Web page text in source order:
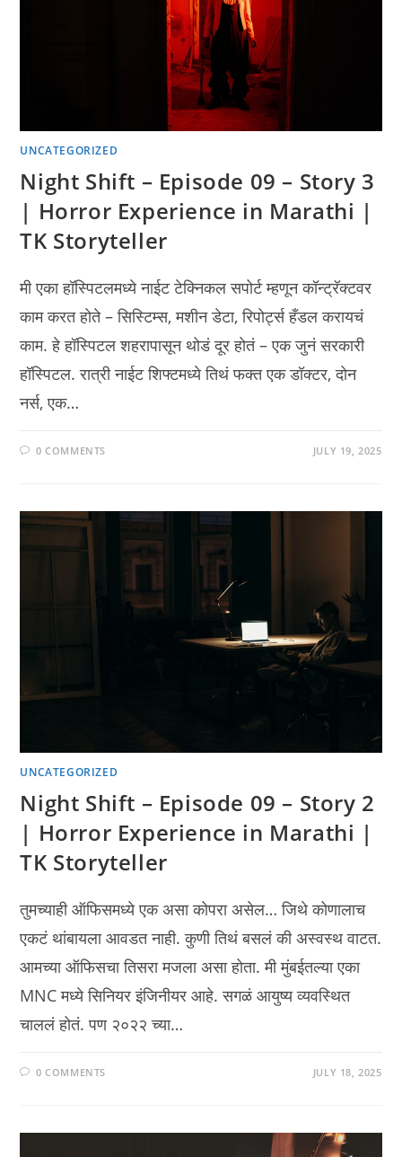
UNCATEGORIZED
Night Shift – Episode 09 – Story 3
| Horror Experience in Marathi |
TK Storyteller
मी एका हॉस्पिटलमध्ये नाईट टेक्निकल सपोर्ट म्हणून कॉन्ट्रॅक्टवर
काम करत होते – सिस्टिम्स, मशीन डेटा, रिपोर्ट्स हँडल करायचं
काम. हे हॉस्पिटल शहरापासून थोडं दूर होतं – एक जुनं सरकारी
हॉस्पिटल. रात्री नाईट शिफ्टमध्ये तिथं फक्त एक डॉक्टर, दोन
नर्स, एक…
0 COMMENTS JULY 19, 2025
UNCATEGORIZED
Night Shift – Episode 09 – Story 2
| Horror Experience in Marathi |
TK Storyteller
तुमच्याही ऑफिसमध्ये एक असा कोपरा असेल… जिथे कोणालाच
एकटं थांबायला आवडत नाही. कुणी तिथं बसलं की अस्वस्थ वाटत.
आमच्या ऑफिसचा तिसरा मजला असा होता. मी मुंबईतल्या एका
MNC मध्ये सिनियर इंजिनीयर आहे. सगळं आयुष्य व्यवस्थित
चाललं होतं. पण २०२२ च्या…
0 COMMENTS JULY 18, 2025